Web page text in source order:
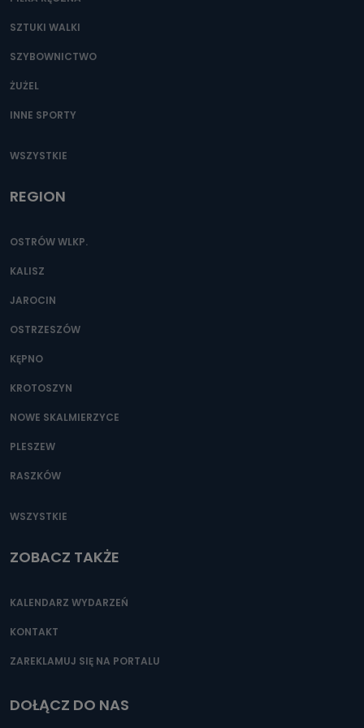
SZTUKI WALKI
SZYBOWNICTWO
ŻUŻEL
INNE SPORTY
WSZYSTKIE
REGION
OSTRÓW WLKP.
KALISZ
JAROCIN
OSTRZESZÓW
KĘPNO
KROTOSZYN
NOWE SKALMIERZYCE
PLESZEW
RASZKÓW
WSZYSTKIE
ZOBACZ TAKŻE
KALENDARZ WYDARZEŃ
KONTAKT
ZAREKLAMUJ SIĘ NA PORTALU
DOŁĄCZ DO NAS